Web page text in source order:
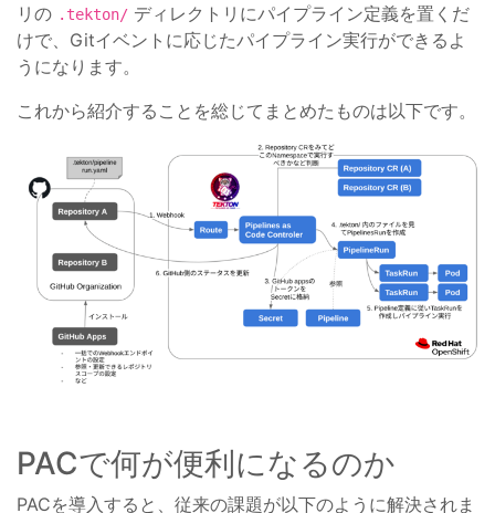
リの .tekton/ ディレクトリにパイプライン定義を置くだ
けで、Gitイベントに応じたパイプライン実行ができるよ
うになります。
これから紹介することを総じてまとめたものは以下です。
PACで何が便利になるのか
PACを導入すると、従来の課題が以下のように解決されま